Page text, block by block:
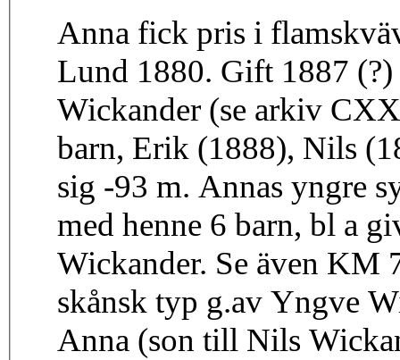
Anna fick pris i
Lund 1880. Gift 1887 (?)
Wickander (se arkiv
barn, Erik (1888), Nils
sig -93 m. Annas yngre
med henne 6 barn, bl a
Wickander. Se även KM
skånsk typ g.av Yngve
Anna (son till Nils